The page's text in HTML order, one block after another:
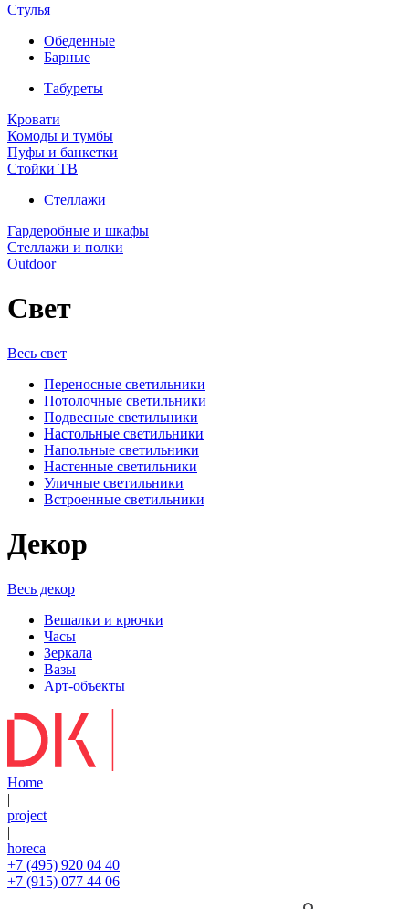
Стулья
Обеденные
Барные
Табуреты
Кровати
Комоды и тумбы
Пуфы и банкетки
Стойки ТВ
Стеллажи
Гардеробные и шкафы
Стеллажи и полки
Outdoor
Свет
Весь свет
Переносные светильники
Потолочные светильники
Подвесные светильники
Настольные светильники
Напольные светильники
Настенные светильники
Уличные светильники
Встроенные светильники
Декор
Весь декор
Вешалки и крючки
Часы
Зеркала
Вазы
Арт-объекты
Home
|
project
|
horeca
+7 (495) 920 04 40
+7 (915) 077 44 06